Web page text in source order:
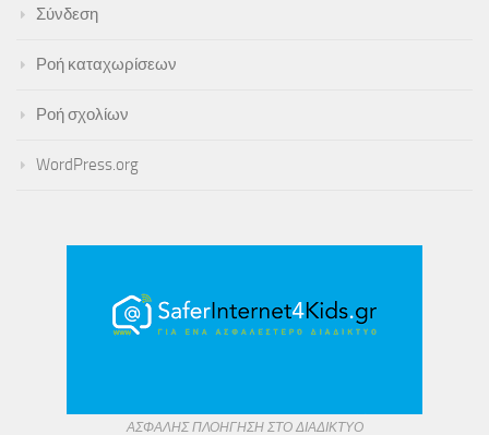
Σύνδεση
Ροή καταχωρίσεων
Ροή σχολίων
WordPress.org
ΑΣΦΑΛΗΣ ΠΛΟΗΓΗΣΗ ΣΤΟ ΔΙΑΔΙΚΤΥΟ